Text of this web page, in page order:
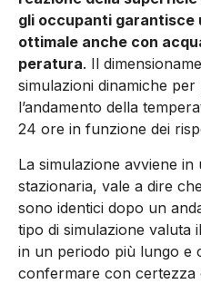
gli occupanti
ottimale anche con
peratura. Il
simulazioni dinamiche
l’andamento della
24 ore in funzione dei
La simulazione avviene in
stazionaria, vale a dire
sono identici dopo un
tipo di simulazione valuta
in un periodo più lungo e
confermare con certezza